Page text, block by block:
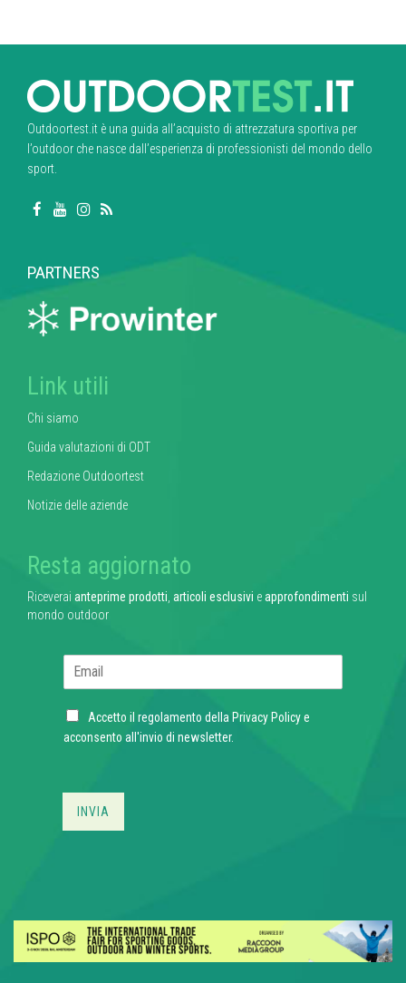
Outdoortest.it è una guida all’acquisto di attrezzatura sportiva per
l’outdoor che nasce dall’esperienza di professionisti del mondo dello
sport.
PARTNERS
Link utili
Chi siamo
Guida valutazioni di ODT
Redazione Outdoortest
Notizie delle aziende
Resta aggiornato
Riceverai anteprime prodotti articoli esclusivi eapprofondimenti sul
mondo outdoor
l
C
h
Accetto il regolamento della Privacy Policye
acconsento all'invio di newsletter.
INVIA